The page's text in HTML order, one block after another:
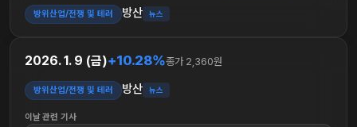
방위산업/전쟁 및 테러 방산 뉴스
2026. 1. 9 (금)+10.28%종가 2,360원
방위산업/전쟁 및 테러 방산 뉴스
이날 관련 기사